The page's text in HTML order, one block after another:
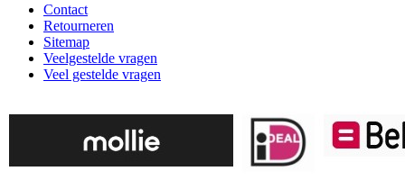
Contact
Retourneren
Sitemap
Veelgestelde vragen
Veel gestelde vragen